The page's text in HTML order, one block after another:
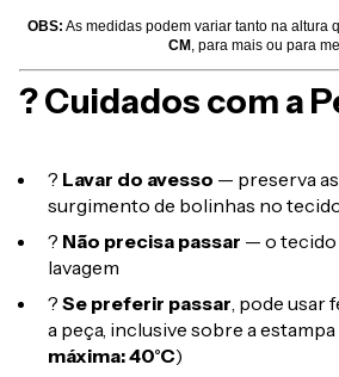
OBS: As medidas podem variar tanto na altura
CM, para mais ou para
? Cuidados com a
? Lavar do avesso — preserva
surgimento de bolinhas no
? Não precisa passar — o tecido
lavagem
? Se preferir passar , pode
a peça, inclusive sobre a estampa
máxima: 40°C)